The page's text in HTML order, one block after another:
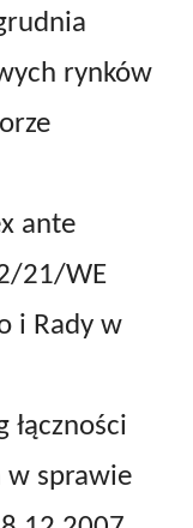
rynków
ante
21/WE
i Rady w
łączności
w sprawie